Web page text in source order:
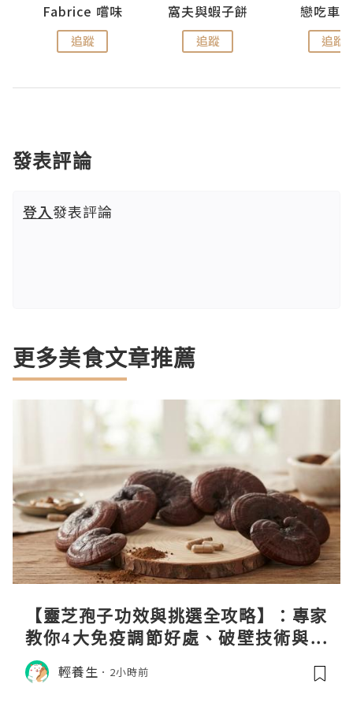
Fabrice 嚐味
追蹤
窩夫與蝦子餅
追蹤
戀吃車
追蹤
發表評論
登入發表評論
更多美食文章推薦
【靈芝孢子功效與挑選全攻略】：專家
教你4大免疫調節好處、破壁技術與挑
選秘訣
輕養生 2小時前